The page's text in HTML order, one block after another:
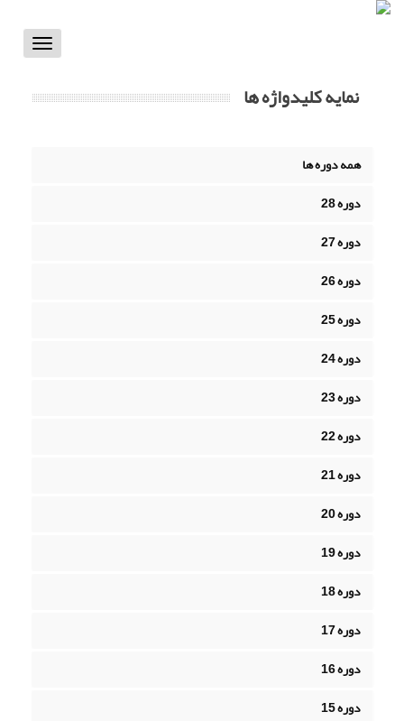
Toggle
نمایه کلیدواژه ها
همه دوره ها
دوره 28
دوره 27
دوره 26
دوره 25
دوره 24
دوره 23
دوره 22
دوره 21
دوره 20
دوره 19
دوره 18
دوره 17
دوره 16
دوره 15